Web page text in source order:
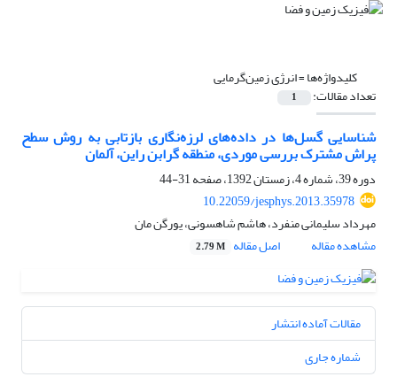
کلیدواژه‌ها =انرژی زمین‌گرمایی
تعداد مقالات: 1
شناسایی گسل‌ها در داده‌های لرزه‌نگاری بازتابی به روش سطح
پراش مشترک بررسی موردی، منطقه گرابن راین، آلمان
دوره 39، شماره 4، زمستان 1392، صفحه
31-44
10.22059/jesphys.2013.35978
مهرداد سلیمانی منفرد، هاشم شاهسونی، یورگن مان
مشاهده مقاله
اصل مقاله 2.79 M
مقالات آماده انتشار
شماره جاری